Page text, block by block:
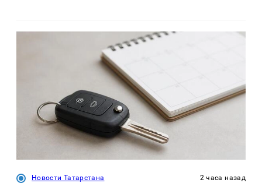
Новости Татарстана 2 часа назад